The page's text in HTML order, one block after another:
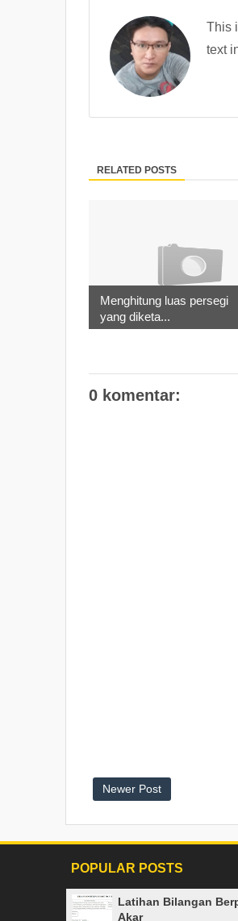
This
text
RELATED POSTS
Menghitung luas persegi
yang diketa...
0 komentar:
Newer Post
POPULAR POSTS
Latihan Bilangan
Akar